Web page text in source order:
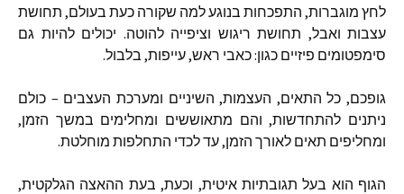
לחץ מוגברות, התפכחות בנוגעלמה שקורה כעת בעולם, תחושת
עצבות ואבל, תחושת ריגוש וציפייה להוטה. יכולים להיות גם
סימפטומים פיזיים כגון:כאבי ראש,עייפות, בלבול.
גופכם, כל התאים, העצמות, השיניים ומערכת העצבים – כולם
ניתנים להתחדשות, והם מתאוששים ומחלימים במשך הזמן,
ומחליפים תאים לאורך הזמן,עדלכדי התחלפות מוחלטת.
הגוף הוא בעל תגובתיות איטית, וכעת, בעת ההאצה הגלקטית,